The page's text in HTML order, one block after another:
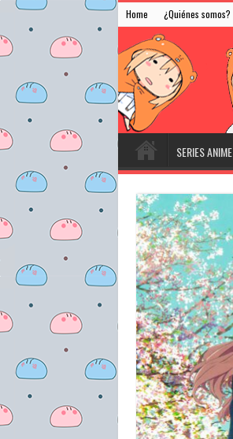
Home ¿Quiénes somos?
SERIES ANIME